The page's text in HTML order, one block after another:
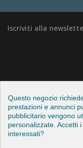
Iscriviti alla
Categorie
Questo negozio
prestazioni e annunci
pubblicitario vengono
personalizzate. Accetti
interessati?